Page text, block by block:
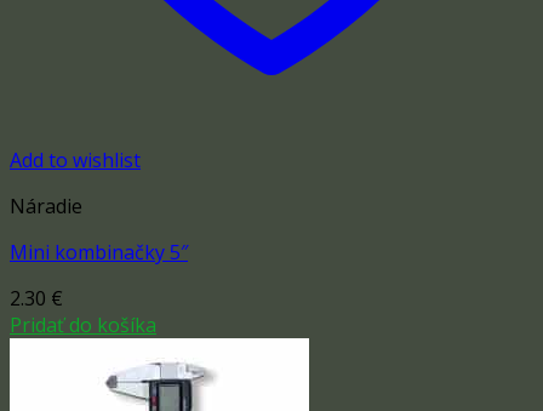
Add to wishlist
Náradie
Mini kombinačky 5″
2.30 €
Pridať do košíka